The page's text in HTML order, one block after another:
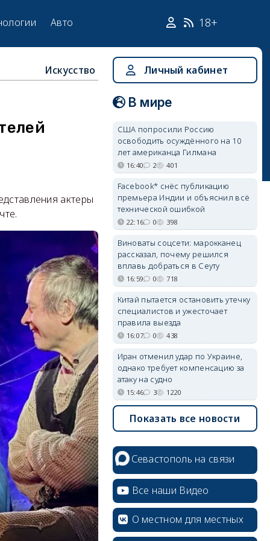
Авто 18+
Искусство
актеры
Личный кабинет
В мире
США попросили Россию
освободить осуждённого на 10
лет американца Гилмана
16:40 2 401
Facebook* снёс публикацию
премьера Индии и объяснил всё
технической ошибкой
22:16 0 398
Виноваты соцсети: марокканец
рассказал, почему решился
вплавь добраться в Сеуту
16:59 0 718
Китай пытается остановить утечку
специалистов и ужесточает
правила выезда
16:07 0 438
Иран отменил удар по Украине,
однако требует компенсацию за
атаку на судно
15:46 3 1220
Показать все новости
Севастополь на связи
Все наши Видео
О местном для местных